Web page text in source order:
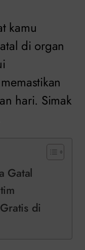
kamu
di organ
hari. Simak
Gatal
di